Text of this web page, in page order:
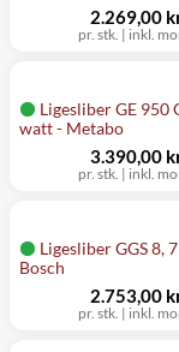
pr. stk. | inkl.
2.269,00
Ligesliber GE 950
watt - Metabo
pr. stk. | inkl.
3.390,00
Ligesliber GGS 8,
Bosch
pr. stk. | inkl.
2.753,00